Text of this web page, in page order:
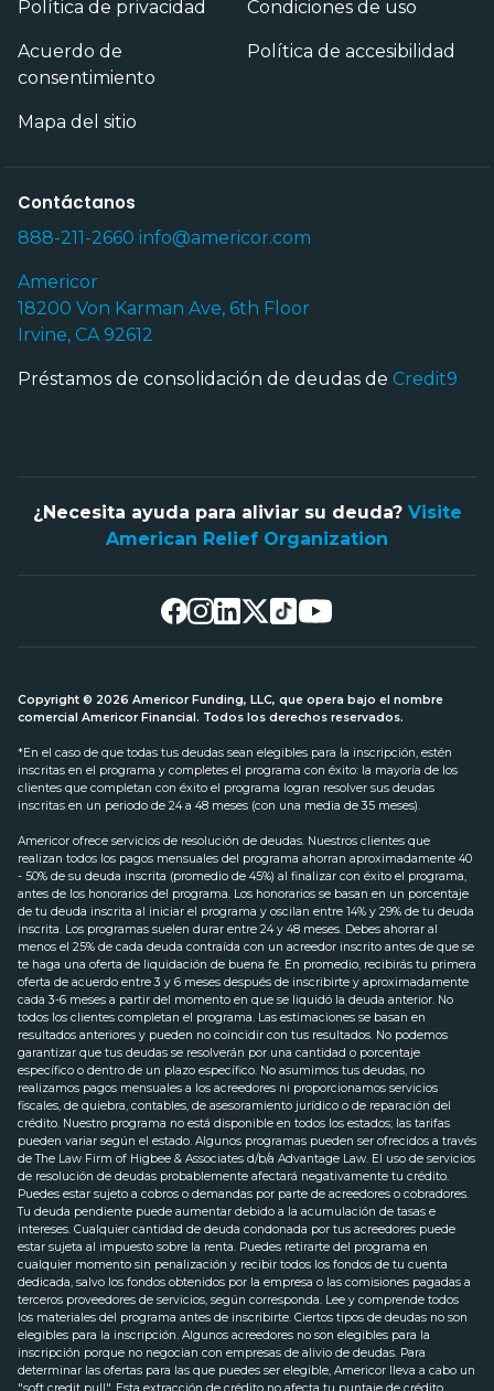
Política de privacidad Condiciones de uso
Acuerdo de
consentimiento
Política de accesibilidad
Mapa del sitio
Contáctanos
888-211-2660 info@americor.com
Americor
18200 Von Karman Ave, 6th Floor
Irvine, CA 92612
Préstamos de consolidación de deudas de Credit9
¿Necesita ayuda para aliviar su deuda? Visite
American Relief Organization
Copyright © 2026 Americor Funding, LLC, que opera bajo el nombre
comercial Americor Financial. Todos los derechos reservados.
*En el caso de que todas tus deudas sean elegibles para la inscripción, estén
inscritas en el programa y completes el programa con éxito: la mayoría de los
clientes que completan con éxito el programa logran resolver sus deudas
inscritas en un periodo de 24 a 48 meses (con una media de 35 meses).
Americor ofrece servicios de resolución de deudas. Nuestros clientes que
realizan todos los pagos mensuales del programa ahorran aproximadamente 40
- 50% de su deuda inscrita (promedio de 45%) al finalizar con éxito el programa,
antes de los honorarios del programa. Los honorarios se basan en un porcentaje
de tu deuda inscrita al iniciar el programa y oscilan entre 14% y 29% de tu deuda
inscrita. Los programas suelen durar entre 24 y 48 meses. Debes ahorrar al
menos el 25% de cada deuda contraída con un acreedor inscrito antes de que se
te haga una oferta de liquidación de buena fe. En promedio, recibirás tu primera
oferta de acuerdo entre 3 y 6 meses después de inscribirte y aproximadamente
cada 3-6 meses a partir del momento en que se liquidó la deuda anterior. No
todos los clientes completan el programa. Las estimaciones se basan en
resultados anteriores y pueden no coincidir con tus resultados. No podemos
garantizar que tus deudas se resolverán por una cantidad o porcentaje
específico o dentro de un plazo específico. No asumimos tus deudas, no
realizamos pagos mensuales a los acreedores ni proporcionamos servicios
fiscales, de quiebra, contables, de asesoramiento jurídico o de reparación del
crédito. Nuestro programa no está disponible en todos los estados; las tarifas
pueden variar según el estado. Algunos programas pueden ser ofrecidos a través
de The Law Firm of Higbee & Associates d/b/a Advantage Law. El uso de servicios
de resolución de deudas probablemente afectará negativamente tu crédito.
Puedes estar sujeto a cobros o demandas por parte de acreedores o cobradores.
Tu deuda pendiente puede aumentar debido a la acumulación de tasas e
intereses. Cualquier cantidad de deuda condonada por tus acreedores puede
estar sujeta al impuesto sobre la renta. Puedes retirarte del programa en
cualquier momento sin penalización y recibir todos los fondos de tu cuenta
dedicada, salvo los fondos obtenidos por la empresa o las comisiones pagadas a
terceros proveedores de servicios, según corresponda. Lee y comprende todos
los materiales del programa antes de inscribirte. Ciertos tipos de deudas no son
elegibles para la inscripción. Algunos acreedores no son elegibles para la
inscripción porque no negocian con empresas de alivio de deudas. Para
determinar las ofertas para las que puedes ser elegible, Americor lleva a cabo un
"soft credit pull". Esta extracción de crédito no afecta tu puntaje de crédito,